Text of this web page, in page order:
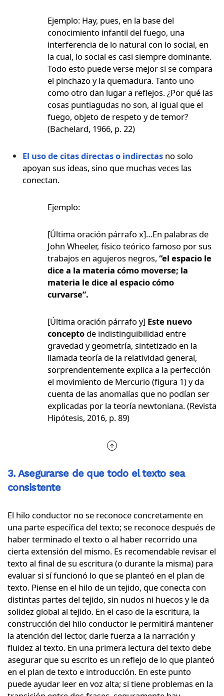
Ejemplo: Hay, pues, en la base del
conocimiento infantil del fuego, una
interferencia de lo natural con lo social, en
la cual, lo social es casi siempre dominante.
Todo esto puede verse mejor si se compara
el pinchazo y la quemadura. Tanto uno
como otro dan lugar a reflejos. ¿Por qué las
cosas puntiagudas no son, al igual que el
fuego, objeto de respeto y de temor?
(Bachelard, 1966, p. 22)
El uso de citas directas o indirectas no solo
apoyan sus ideas, sino que muchas veces las
conectan.
Ejemplo:
[Última oración párrafo x]…En palabras de
John Wheeler, físico teórico famoso por sus
trabajos en agujeros negros, “el espacio le
dice a la materia cómo moverse; la
materia le dice al espacio cómo
curvarse”.
[Última oración párrafo y] Este nuevo
concepto de indistinguibilidad entre
gravedad y geometría, sintetizado en la
llamada teoría de la relatividad general,
sorprendentemente explica a la perfección
el movimiento de Mercurio (figura 1) y da
cuenta de las anomalías que no podían ser
explicadas por la teoría newtoniana. (Revista
Hipótesis, 2016, p. 89)
3. Asegurarse de que todo el texto sea
consistente
El hilo conductor no se reconoce concretamente en
una parte específica del texto; se reconoce después de
haber terminado el texto o al haber recorrido una
cierta extensión del mismo. Es recomendable revisar el
texto al final de su escritura (o durante la misma) para
evaluar si sí funcionó lo que se planteó en el plan de
texto. Piense en el hilo de un tejido, que conecta con
distintas partes del tejido, sin nudos ni huecos y le da
solidez global al tejido. En el caso de la escritura, la
construcción del hilo conductor le permitirá mantener
la atención del lector, darle fuerza a la narración y
fluidez al texto. En una primera lectura del texto debe
asegurar que su escrito es un reflejo de lo que planteó
en el plan de texto e introducción. En este punto
puede ayudar leer en voz alta; si tiene problemas en la